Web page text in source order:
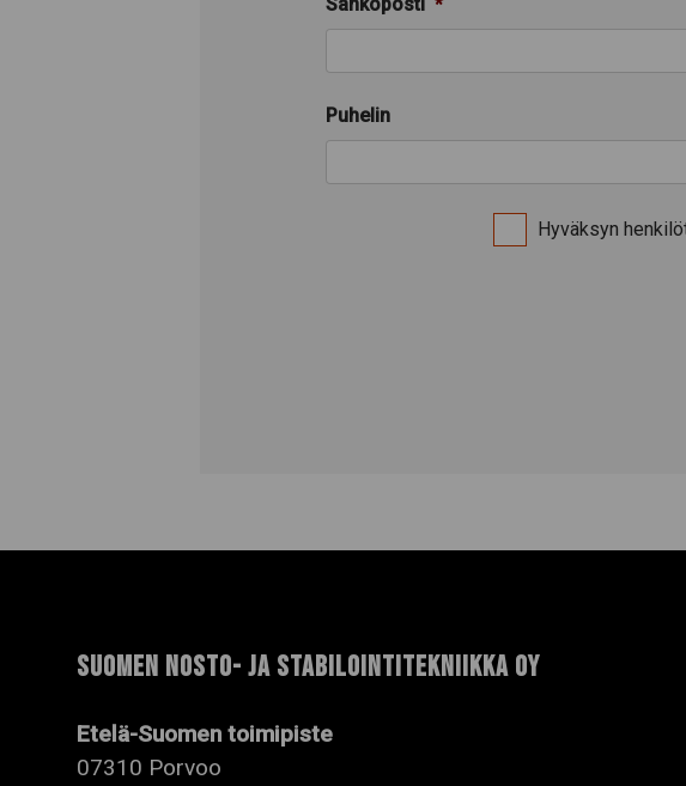
Puhelin
Hyväksyn
SUOMEN NOSTO- JA STABILOINTITEKNIIKKA OY
Etelä-Suomen toimipiste
07310 Porvoo